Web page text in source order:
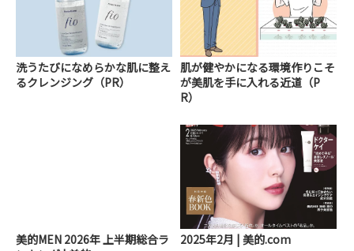
洗うたびになめらかな肌に整え
るクレンジング（PR）
肌が健やかになる環境作りこそ
が美肌を手に入れる近道（P
R）
美的MEN 2026年 上半期総合ラ
2025年2月 | 美的.com